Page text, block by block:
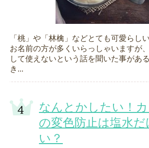
「桃」や「林檎」などとても可愛らし
お名前の方が多くいらっしゃいますが
して使えないという話を聞いた事があ
き...
なんとかしたい！
の変色防止は塩水だ
い？